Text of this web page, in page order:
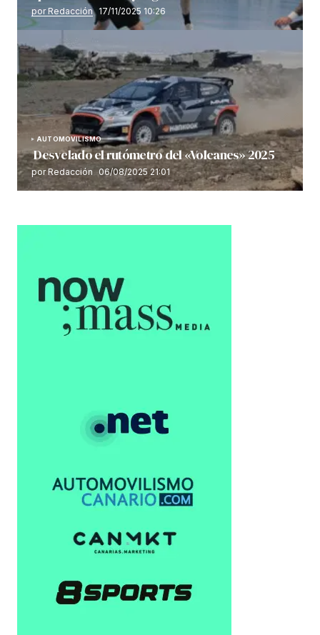
por Redacción 17/11/2025 10:26
AUTOMOVILISMO
Desvelado el rutómetro del «Volcanes» 2025
por Redacción 06/08/2025 21:01